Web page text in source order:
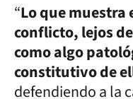
“Lo que muestra
conflicto, lejos
como algo
constitutivo de
defendiendo a la